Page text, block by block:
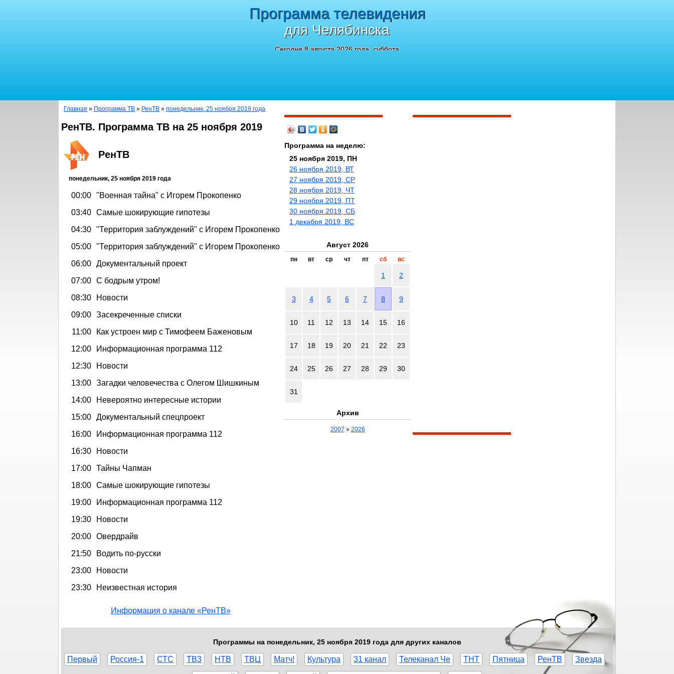
Программа телевидения
для Челябинска
Сегодня 8 августа 2026 года, суббота
Главная » Программа ТВ » РенТВ » понедельник, 25 ноября 2019 года
РенТВ. Программа ТВ на 25 ноября 2019
РенТВ
понедельник, 25 ноября 2019 года
00:00 "Военная тайна" с Игорем Прокопенко
03:40 Самые шокирующие гипотезы
04:30 "Территория заблуждений" с Игорем Прокопенко
05:00 "Территория заблуждений" с Игорем Прокопенко
06:00 Документальный проект
07:00 С бодрым утром!
08:30
Новости
09:00 Засекреченные списки
11:00
Как устроен мир с Тимофеем Баженовым
12:00
Информационная программа 112
12:30
Новости
13:00 Загадки человечества с Олегом Шишкиным
14:00
Невероятно интересные истории
15:00 Документальный спецпроект
16:00
Информационная программа 112
16:30
Новости
17:00 Тайны Чапман
18:00 Самые шокирующие гипотезы
19:00
Информационная программа 112
19:30
Новости
20:00 Овердрайв
21:50
Водить по-русски
23:00
Новости
23:30
Неизвестная история
Информация о канале «РенТВ»
Программа на неделю:
25 ноября 2019, ПН
26 ноября 2019, ВТ
27 ноября 2019, СР
28 ноября 2019, ЧТ
29 ноября 2019, ПТ
30 ноября 2019, СБ
1 декабря 2019, ВС
Август 2026
пн вт ср чт пт сб вс
1 2
3 4 5 6 7 8 9
10 11 12 13 14 15 16
17 18 19 20 21 22 23
24 25 26 27 28 29 30
31
Архив
2007 » 2026
Программы на понедельник, 25 ноября 2019 года для других каналов
Первый Россия-1 СТС ТВ3 НТВ ТВЦ Матч! Культура 31 канал Телеканал Че ТНТ Пятница РенТВ Звезда